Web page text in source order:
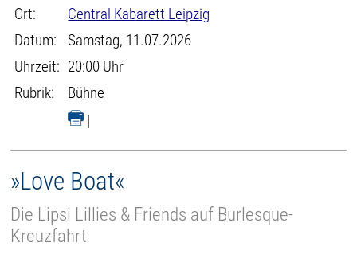
Ort:
Central Kabarett Leipzig
Datum:
Samstag, 11.07.2026
Uhrzeit: 20:00 Uhr
Rubrik:
Bühne
|
»Love Boat«
Die Lipsi Lillies & Friends auf Burlesque-
Kreuzfahrt